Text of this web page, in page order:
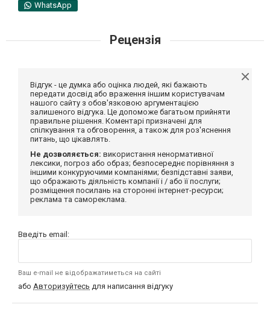
WhatsApp
Рецензія
Відгук - це думка або оцінка людей, які бажають
передати досвід або враження іншим користувачам
нашого сайту з обов'язковою аргументацією
залишеного відгука. Це допоможе багатьом прийняти
правильне рішення. Коментарі призначені для
спілкування та обговорення, а також для роз'яснення
питань, що цікавлять.
Не дозволяється: використання ненормативної
лексики, погроз або образ; безпосереднє порівняння з
іншими конкуруючими компаніями; безпідставні заяви,
що ображають діяльність компанії і / або її послуги;
розміщення посилань на сторонні інтернет-ресурси;
реклама та самореклама.
Введіть email:
Ваш e-mail не відображатиметься на сайті
або Авторизуйтесь для написання відгуку